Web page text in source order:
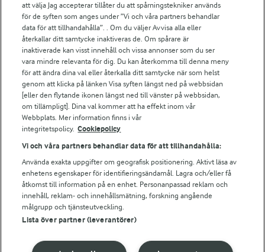
Arlas kundportal
Arla.com
Falbygdens Ost
Arla webbshop
Bildbank
Följ oss
© 2026 Arla Foods
att välja Jag accepterar tillåter du att spårningstekniker används
för de syften som anges under ”Vi och våra partners behandlar
data för att tillhandahålla”. . Om du väljer Avvisa alla eller
återkallar ditt samtycke inaktiveras de. Om spårare är
inaktiverade kan visst innehåll och vissa annonser som du ser
vara mindre relevanta för dig. Du kan återkomma till denna meny
för att ändra dina val eller återkalla ditt samtycke när som helst
genom att klicka på länken Visa syften längst ned på webbsidan
[eller den flytande ikonen längst ned till vänster på webbsidan,
om tillämpligt]. Dina val kommer att ha effekt inom vår
Webbplats. Mer information finns i vår
integritetspolicy. Cookiepolicy
Vi och våra partners behandlar data för att tillhandahålla:
Använda exakta uppgifter om geografisk positionering. Aktivt läsa av
enhetens egenskaper för identifieringsändamål. Lagra och/eller få
åtkomst till information på en enhet. Personanpassad reklam och
innehåll, reklam- och innehållsmätning, forskning angående
målgrupp och tjänsteutveckling.
Lista över partner (leverantörer)